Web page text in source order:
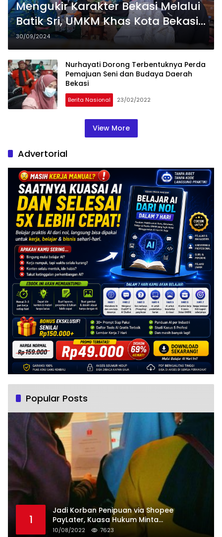
Mengukir Karakter Bekasi Melalui
Batik Sri, UMKM Khas Kota Bekasi
Berkembang Bersama BRI Kanca
Bekasi
30/09/2024
Nurhayati Dorong Terbentuknya Perda
Pemajuan Seni dan Budaya Daerah
Bekasi
Berita Nasional 23/02/2022
View More
Advertorial
Popular Posts
1
Jadi Korban Penipuan via Shopee
PayLater, Kuasa Hukum Minta
Penangguhan Tagihan dan Hapus Bunga
10/08/2022 7623